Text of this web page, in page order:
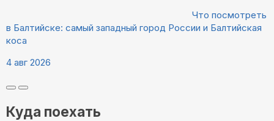
Что посмотреть
в Балтийске: самый западный город России и Балтийская
коса
4 авг 2026
Куда поехать